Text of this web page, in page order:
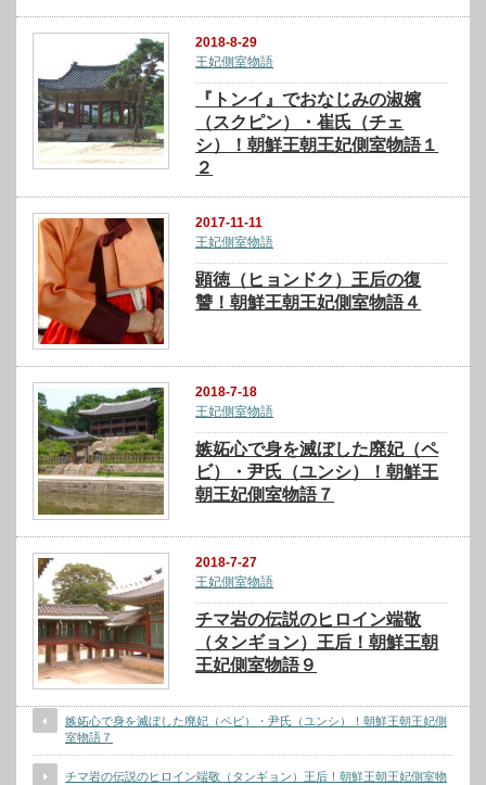
2018-8-29
王妃側室物語
『トンイ』でおなじみの淑嬪
（スクピン）・崔氏（チェ
シ）！朝鮮王朝王妃側室物語１
２
2017-11-11
王妃側室物語
顕徳（ヒョンドク）王后の復
讐！朝鮮王朝王妃側室物語４
2018-7-18
王妃側室物語
嫉妬心で身を滅ぼした廃妃（ペ
ビ）・尹氏（ユンシ）！朝鮮王
朝王妃側室物語７
2018-7-27
王妃側室物語
チマ岩の伝説のヒロイン端敬
（タンギョン）王后！朝鮮王朝
王妃側室物語９
嫉妬心で身を滅ぼした廃妃（ペビ）・尹氏（ユンシ）！朝鮮王朝王妃側
室物語７
チマ岩の伝説のヒロイン端敬（タンギョン）王后！朝鮮王朝王妃側室物